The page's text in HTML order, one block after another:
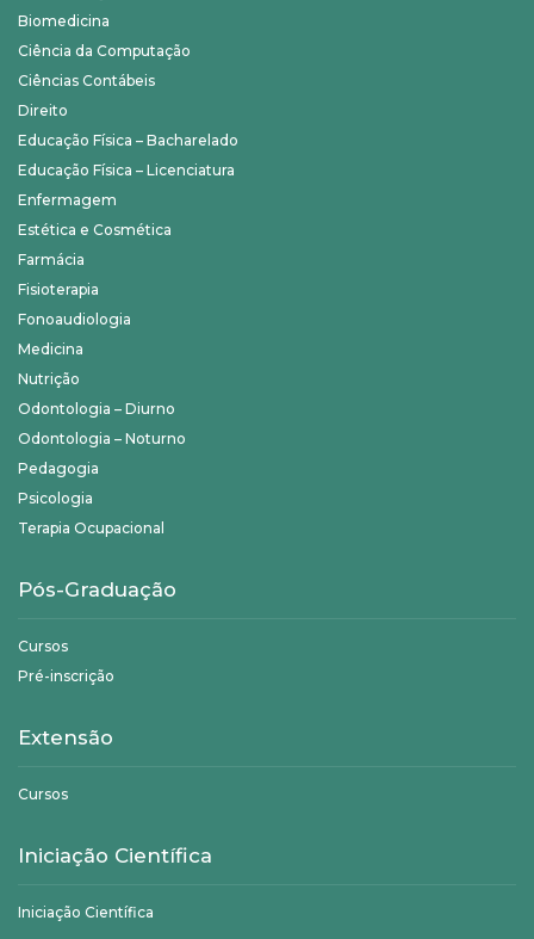
Biomedicina
Ciência da Computação
Ciências Contábeis
Direito
Educação Física – Bacharelado
Educação Física – Licenciatura
Enfermagem
Estética e Cosmética
Farmácia
Fisioterapia
Fonoaudiologia
Medicina
Nutrição
Odontologia – Diurno
Odontologia – Noturno
Pedagogia
Psicologia
Terapia Ocupacional
Pós-Graduação
Cursos
Pré-inscrição
Extensão
Cursos
Iniciação Científica
Iniciação Científica